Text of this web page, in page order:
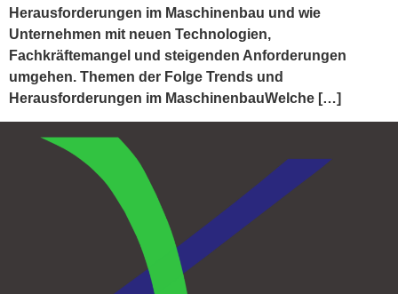
Herausforderungen im Maschinenbau und wie
Unternehmen mit neuen Technologien,
Fachkräftemangel und steigenden Anforderungen
umgehen. Themen der Folge Trends und
Herausforderungen im MaschinenbauWelche […]